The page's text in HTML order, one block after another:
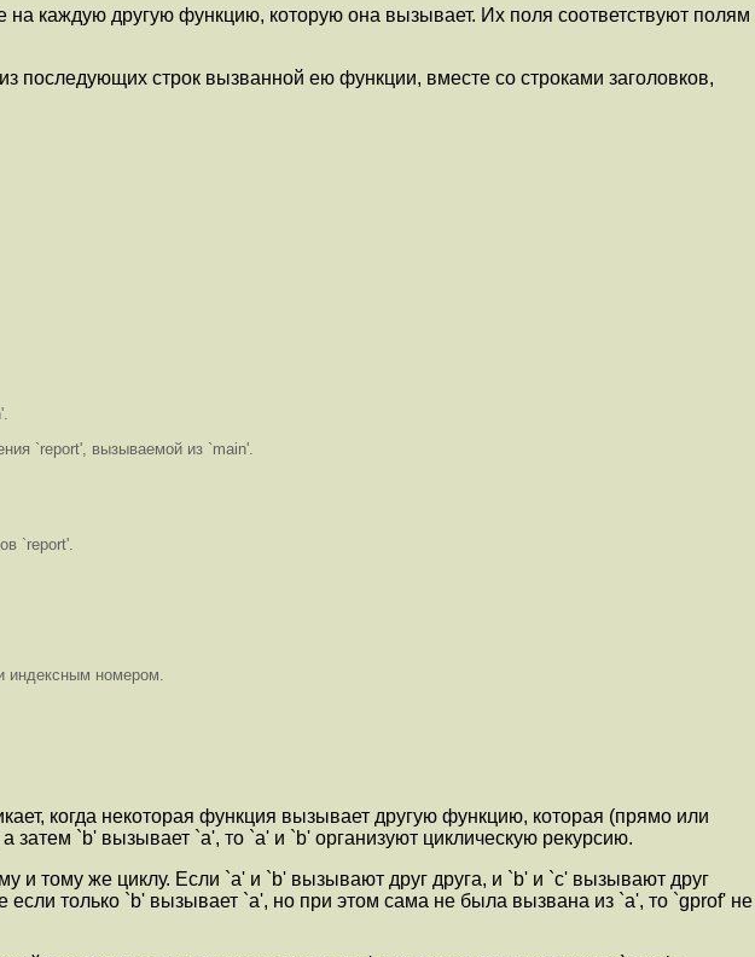
каждую другую функцию, которую она вызывает. Их поля соответствуют полям
последующих строк вызванной ею функции, вместе со строками заголовков,
`report', вызываемой из `main'.
`report'.
индексным номером.
когда некоторая функция вызывает другую функцию, которая (прямо или
`b' вызывает `a', то `a' и `b' организуют циклическую рекурсию.
тому же циклу. Если `a' и `b' вызывают друг друга, и `b' и `c' вызывают друг
только `b' вызывает `a', но при этом сама не была вызвана из `a', то `gprof' не